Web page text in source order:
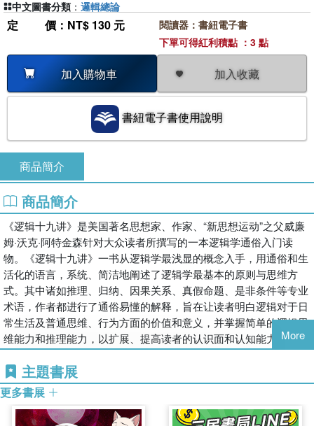
定價 ：NT$ 130 元
加入購物車 加入收藏
閱讀器：書紐電子書
下單可得紅利積點 ：3 點
書紐電子書使用說明
中文圖書分類 ： 邏輯總論
商品簡介
商品簡介
《逻辑十九讲》是美国著名思想家、作家、“新思想运动”之父威廉
姆·沃克·阿特金森针对大众读者所撰写的一本逻辑学通俗入门读
物。《逻辑十九讲》一书从逻辑学最浅显的概念入手，用通俗和生
活化的语言，系统、简洁地阐述了逻辑学最基本的原则与思维方
式。其中诸如推理、归纳、因果关系、真假命题、是非条件等专业
术语，作者都进行了通俗易懂的解释，旨在让读者明白逻辑对于日
常生活及普通思维、行为方面的价值和意义，并掌握简单的逻辑思
维能力和推理能力，以扩展、提高读者的认识面和认知能力。More
主題書展
更多書展